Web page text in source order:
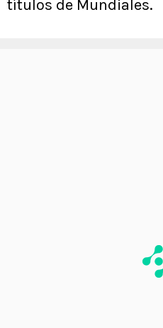
títulos de Mundiales.